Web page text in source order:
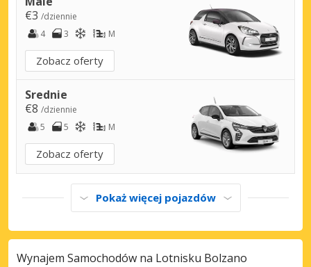
€3 /dziennie
4
3 M
Zobacz oferty
Srednie
€8 /dziennie
5
5 M
Zobacz oferty
Pokaż więcej pojazdów
Wynajem Samochodów na Lotnisku Bolzano